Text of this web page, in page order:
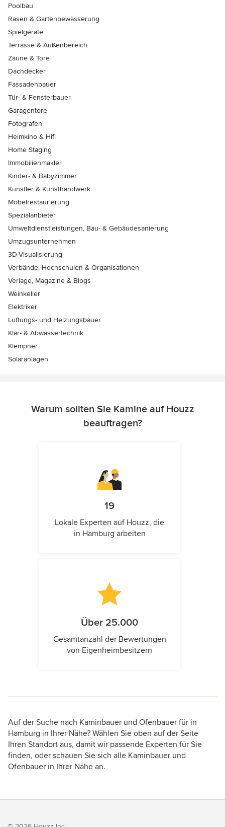
Poolbau
Rasen & Gartenbewässerung
Spielgeräte
Terrasse & Außenbereich
Zäune & Tore
Dachdecker
Fassadenbauer
Tür- & Fensterbauer
Garagentore
Fotografen
Heimkino & Hifi
Home Staging
Immobilienmakler
Kinder- & Babyzimmer
Künstler & Kunsthandwerk
Möbelrestaurierung
Spezialanbieter
Umweltdienstleistungen, Bau- & Gebäudesanierung
Umzugsunternehmen
3D-Visualisierung
Verbände, Hochschulen & Organisationen
Verlage, Magazine & Blogs
Weinkeller
Elektriker
Lüftungs- und Heizungsbauer
Klär- & Abwassertechnik
Klempner
Solaranlagen
Warum sollten Sie Kamine auf Houzz
beauftragen?
19
Lokale Experten auf Houzz, die
in Hamburg arbeiten
Über 25.000
Gesamtanzahl der Bewertungen
von Eigenheimbesitzern
Auf der Suche nach Kaminbauer und Ofenbauer für in
Hamburg in Ihrer Nähe? Wählen Sie oben auf der Seite
Ihren Standort aus, damit wir passende Experten für Sie
finden, oder schauen Sie sich alle Kaminbauer und
Ofenbauer in Ihrer Nähe an.